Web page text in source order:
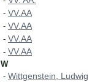
- VV.AA
- VV.AA
- VV.AA
- VV.AA
W
- Wittgenstein, Ludwig